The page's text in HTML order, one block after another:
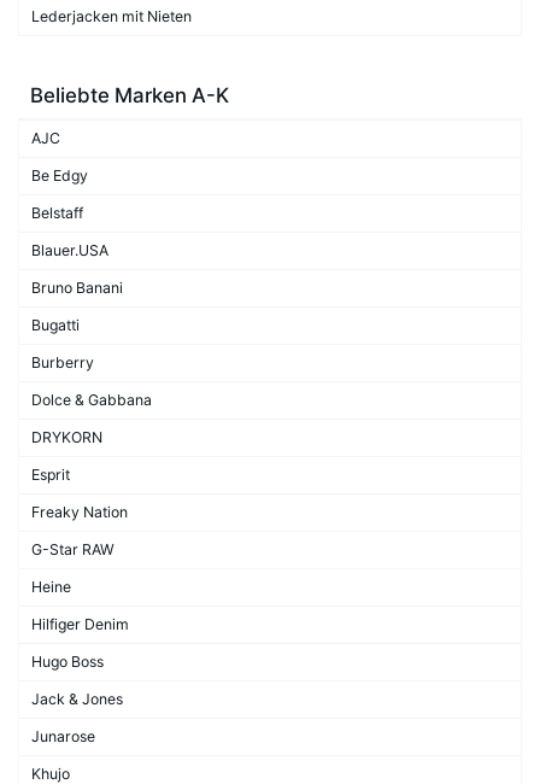
Lederjacken mit Nieten
Beliebte Marken A-K
AJC
Be Edgy
Belstaff
Blauer.USA
Bruno Banani
Bugatti
Burberry
Dolce & Gabbana
DRYKORN
Esprit
Freaky Nation
G-Star RAW
Heine
Hilfiger Denim
Hugo Boss
Jack & Jones
Junarose
Khujo